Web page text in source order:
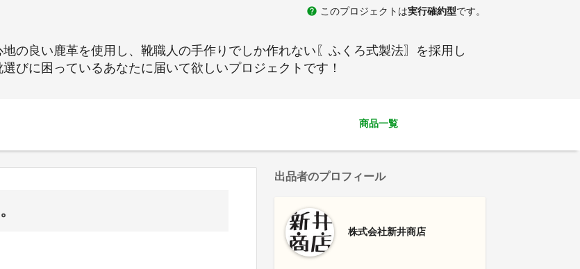
help このプロジェクトは実行確約型です。
の良い鹿革を使用し、靴職人の手作りでしか作れない〖ふくろ式製法〗を採用し
びに困っているあなたに届いて欲しいプロジェクトです！
商品一覧
出品者のプロフィール
株式会社新井商店